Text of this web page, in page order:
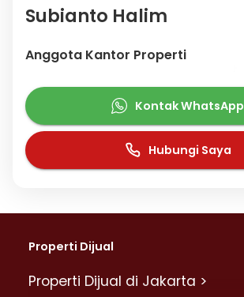
Subianto Halim
Anggota Kantor Properti
Kontak WhatsApp
Hubungi Saya
Properti Dijual
Properti Dijual di Jakarta >